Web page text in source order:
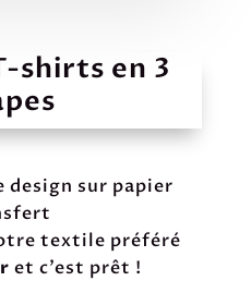
shirts en 3
design sur papier
textile préféré
et c’est prêt !